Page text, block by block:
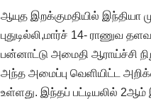
ஆயுத இறக்குமதியில் இந்தியா
புதுடில்லி,மார்ச் 14- ராணுவ
பன்னாட்டு அமைதி ஆராய்ச்சி
அந்த அமைப்பு வெளியிட்ட
உள்ளது. இந்தப் பட்டியலில் 2ஆம்